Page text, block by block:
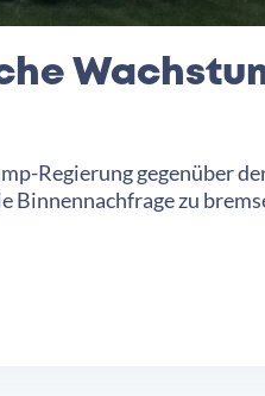
Regierung gegenüber
Binnennachfrage zu